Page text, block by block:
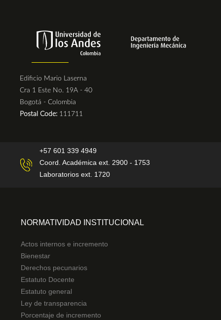
Edificio Mario Laserna
Cra 1 Este No. 19A - 40
Bogotá - Colombia
Postal Code: 111711
+57 601 339 4949
Coord. Académica ext. 2900 - 1753
Laboratorios ext. 1720
NORMATIVIDAD INSTITUCIONAL
Actos internos e incremento
Bienestar
Derechos pecunarios
Estatuto Docente
Estatuto general
Ley de transparencia
Porcentaje de incremento